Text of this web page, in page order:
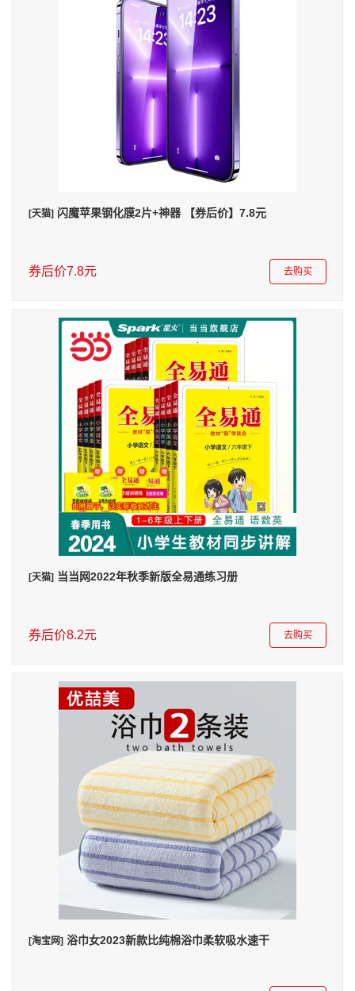
[天猫] 闪魔苹果钢化膜2片+神器 【券后价】7.8元
券后价7.8元 去购买
[天猫] 当当网2022年秋季新版全易通练习册
券后价8.2元 去购买
[淘宝网] 浴巾女2023新款比纯棉浴巾柔软吸水速干